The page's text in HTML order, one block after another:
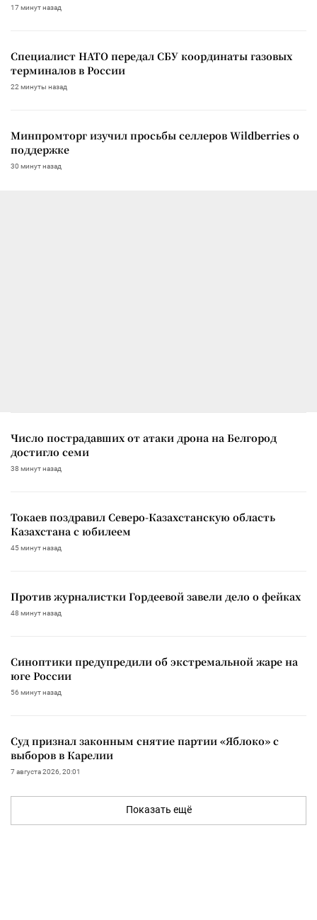
17 минут назад
Специалист НАТО передал СБУ координаты газовых
терминалов в России
22 минуты назад
Минпромторг изучил просьбы селлеров Wildberries о
поддержке
30 минут назад
Число пострадавших от атаки дрона на Белгород
достигло семи
38 минут назад
Токаев поздравил Северо-Казахстанскую область
Казахстана с юбилеем
45 минут назад
Против журналистки Гордеевой завели дело о фейках
48 минут назад
Синоптики предупредили об экстремальной жаре на
юге России
56 минут назад
Суд признал законным снятие партии «Яблоко» с
выборов в Карелии
7 августа 2026, 20:01
Показать ещё